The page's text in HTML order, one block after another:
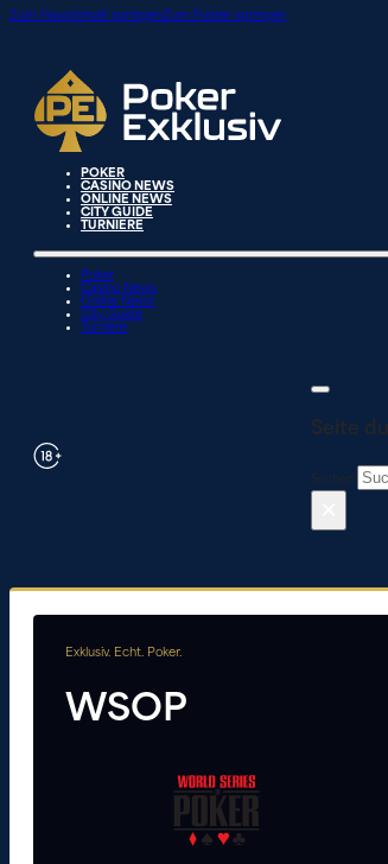
Zum Hauptinhalt springenZum Footer springen
POKER
CASINO NEWS
ONLINE NEWS
CITY GUIDE
TURNIERE
Poker
Casino News
Online News
City Guide
Turniere
Seite
Exklusiv. Echt. Poker.
WSOP